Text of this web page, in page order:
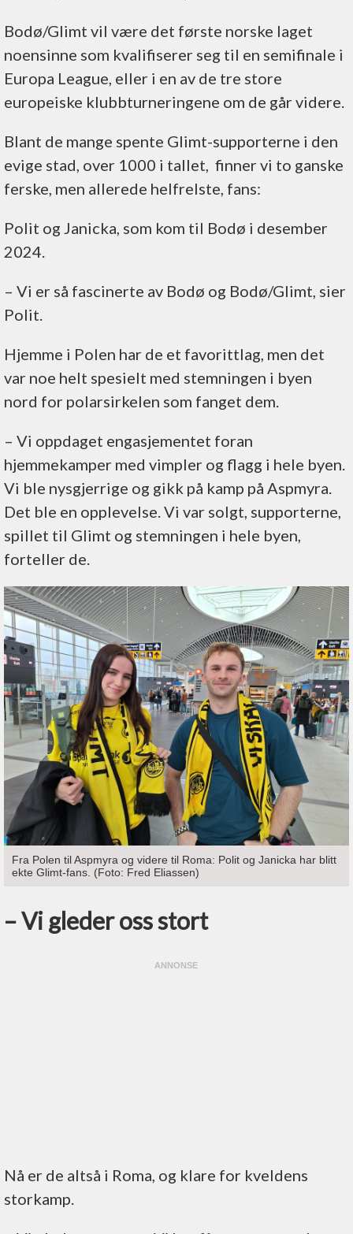
Bodø/Glimt vil være det første norske laget
noensinne som kvalifiserer seg til en semifinale i
Europa League, eller i en av de tre store
europeiske klubbturneringene om de går videre.
Blant de mange spente Glimt-supporterne i den
evige stad, over 1000 i tallet, finner vi to ganske
ferske, men allerede helfrelste, fans:
Polit og Janicka, som kom til Bodø i desember
2024.
– Vi er så fascinerte av Bodø og Bodø/Glimt, sier
Polit.
Hjemme i Polen har de et favorittlag, men det
var noe helt spesielt med stemningen i byen
nord for polarsirkelen som fanget dem.
– Vi oppdaget engasjementet foran
hjemmekamper med vimpler og flagg i hele byen.
Vi ble nysgjerrige og gikk på kamp på Aspmyra.
Det ble en opplevelse. Vi var solgt, supporterne,
spillet til Glimt og stemningen i hele byen,
forteller de.
Fra Polen til Aspmyra og videre til Roma: Polit og Janicka har blitt
ekte Glimt-fans. (Foto: Fred Eliassen)
– Vi gleder oss stort
Nå er de altså i Roma, og klare for kveldens
storkamp.